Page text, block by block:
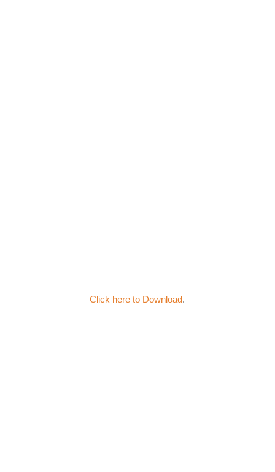
Click here to Download.